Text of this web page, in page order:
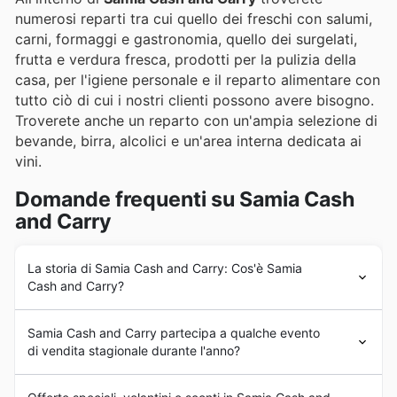
numerosi reparti tra cui quello dei freschi con salumi,
carni, formaggi e gastronomia, quello dei surgelati,
frutta e verdura fresca, prodotti per la pulizia della
casa, per l'igiene personale e il reparto alimentare con
tutto ciò di cui i nostri clienti possono avere bisogno.
Troverete anche un reparto con un'ampia selezione di
bevande, birra, alcolici e un'area interna dedicata ai
vini.
Domande frequenti su Samia Cash
and Carry
La storia di Samia Cash and Carry: Cos'è Samia
Cash and Carry?
esperienza nel mercato italiano.
Samia Cash and Carry partecipa a qualche evento
di vendita stagionale durante l'anno?